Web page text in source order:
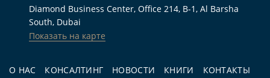
О НАС КОНСАЛТИНГ НОВОСТИ КНИГИ КОНТАКТЫ
Diamond Business Center, Office 214, B-1, Al Barsha
South, Dubai
Показать на карте